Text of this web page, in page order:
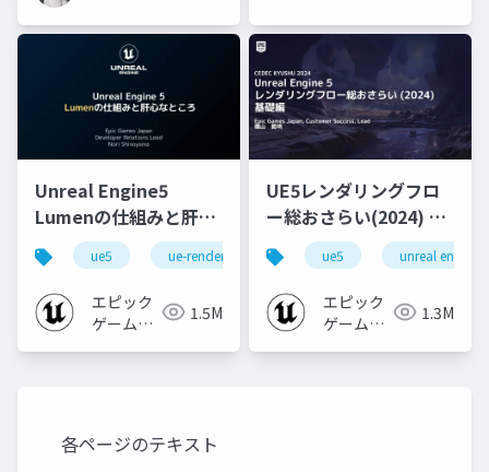
Unreal Engine5
Lumenの仕組みと肝心
なところ
ue5 ue-rendering ue-lumen
エピック
ゲームズ
1.5M
UE5レンダリングフロ
ー総おさらい(2024) 基
礎編！
[CEDEC+KYUSHU
2024]
ue5 unreal engine
エピック
ゲームズ
1.3M
各ページのテキスト